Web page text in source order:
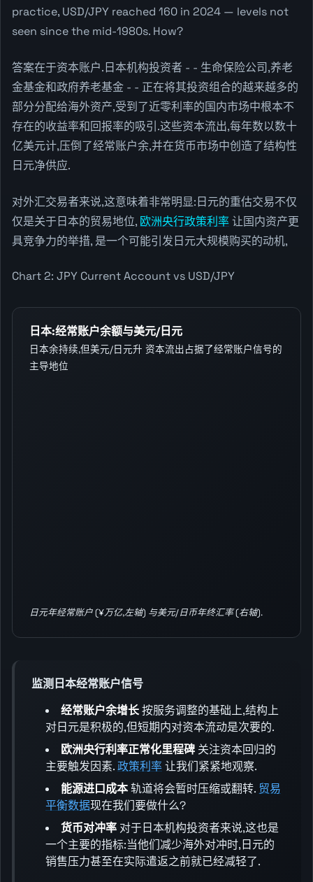
practice, USD/JPY reached 160 in 2024 — levels not
seen since the mid-1980s. How?
答案在于资本账户.日本机构投资者 - - 生命保险公司,养老
金基金和政府养老基金 - - 正在将其投资组合的越来越多的
部分分配给海外资产,受到了近零利率的国内市场中根本不
存在的收益率和回报率的吸引.这些资本流出,每年数以数十
亿美元计,压倒了经常账户余,并在货币市场中创造了结构性
日元净供应.
对外汇交易者来说,这意味着非常明显:日元的重估交易不仅
仅是关于日本的贸易地位, 欧洲央行政策利率让国内资产更
具竞争力的举措, 是一个可能引发日元大规模购买的动机,
Chart 2: JPY Current Account vs USD/JPY
日本:经常账户余额与美元/日元
日本余持续,但美元/日元升 资本流出占据了经常账户信号的
主导地位
日元年经常账户 (¥万亿,左轴) 与美元/日币年终汇率 (右轴).
监测日本经常账户信号
经常账户余增长按服务调整的基础上,结构上
对日元是积极的,但短期内对资本流动是次要的.
欧洲央行利率正常化里程碑 关注资本回归的
主要触发因素.政策利率让我们紧紧地观察.
能源进口成本轨道将会暂时压缩或翻转. 贸易
平衡数据现在我们要做什么?
货币对冲率 对于日本机构投资者来说,这也是
一个主要的指标:当他们减少海外对冲时,日元的
销售压力甚至在实际遣返之前就已经减轻了.